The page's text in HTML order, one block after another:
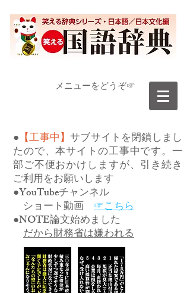
​メニューをどうぞ☞
● 【工事中】サブサイトを閉鎖しまし
たので、本サイトの工事中です。一
部ご不便おかけしますが、引き続き
ご利用をお願いします
●YouTubeチャンネル
ショート動画 ☞こちら
●NOTE論文始めました
だから財務省は嫌われる